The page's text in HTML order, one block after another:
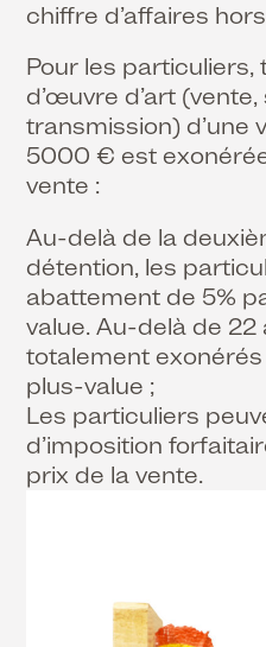
chiffre d’affaires
Pour les particuliers,
d’œuvre d’art
transmission) d’une
5000 € est
vente :
Au-delà de la
détention, les
abattement de 5%
value. Au-delà de 22
totalement
plus-value ;
Les particuliers
d’imposition
prix de la vente.